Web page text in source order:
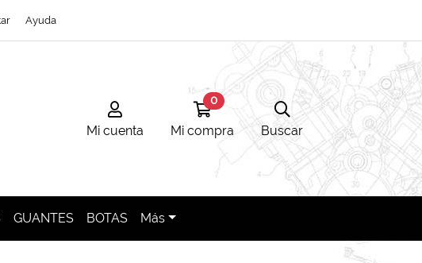
Ayuda
Mi cuenta
Mi cuenta
Ir a mi compra
0
Mi compra
Búsqueda
Buscar
GUANTES BOTAS Más